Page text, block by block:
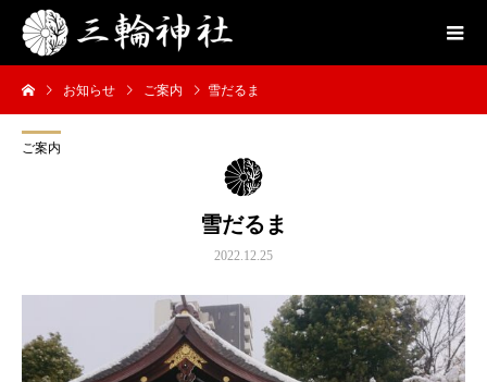
お知らせ ご案内 雪だるま
ご案内
雪だるま
2022.12.25